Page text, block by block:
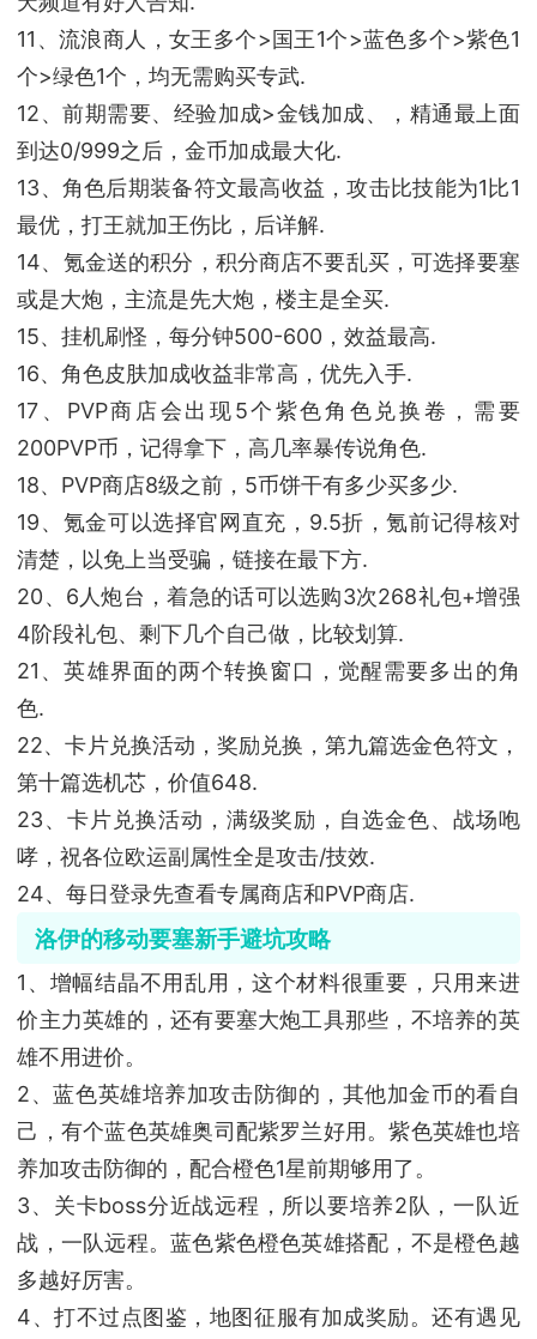
11、流浪商人，女王多个>国王1个>蓝色多个>紫色1
个>绿色1个，均无需购买专武.
12、前期需要、经验加成>金钱加成、，精通最上面
到达0/999之后，金币加成最大化.
13、角色后期装备符文最高收益，攻击比技能为1比1
最优，打王就加王伤比，后详解.
14、氪金送的积分，积分商店不要乱买，可选择要塞
或是大炮，主流是先大炮，楼主是全买.
15、挂机刷怪，每分钟500-600，效益最高.
16、角色皮肤加成收益非常高，优先入手.
17、PVP商店会出现5个紫色角色兑换卷，需要
200PVP币，记得拿下，高几率暴传说角色.
18、PVP商店8级之前，5币饼干有多少买多少.
19、氪金可以选择官网直充，9.5折，氪前记得核对
清楚，以免上当受骗，链接在最下方.
20、6人炮台，着急的话可以选购3次268礼包+增强
4阶段礼包、剩下几个自己做，比较划算.
21、英雄界面的两个转换窗口，觉醒需要多出的角
色.
22、卡片兑换活动，奖励兑换，第九篇选金色符文，
第十篇选机芯，价值648.
23、卡片兑换活动，满级奖励，自选金色、战场咆
哮，祝各位欧运副属性全是攻击/技效.
24、每日登录先查看专属商店和PVP商店.
洛伊的移动要塞新手避坑攻略
1、增幅结晶不用乱用，这个材料很重要，只用来进
价主力英雄的，还有要塞大炮工具那些，不培养的英
雄不用进价。
2、蓝色英雄培养加攻击防御的，其他加金币的看自
己，有个蓝色英雄奥司配紫罗兰好用。紫色英雄也培
养加攻击防御的，配合橙色1星前期够用了。
3、关卡boss分近战远程，所以要培养2队，一队近
战，一队远程。蓝色紫色橙色英雄搭配，不是橙色越
多越好厉害。
4、打不过点图鉴，地图征服有加成奖励。还有遇见